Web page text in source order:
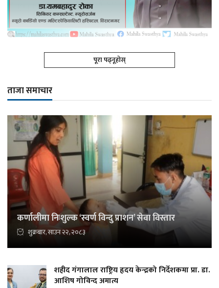
पूरा पढ्नूहोस्
ताजा समाचार
कर्णालीमा निःशुल्क ‘स्वर्ण विन्दु प्राशन’ सेवा विस्तार
शुक्रबार, साउन २२, २०८३
शहीद गंगालाल राष्ट्रिय हृदय केन्द्रको निर्देशकमा प्रा. डा.
आशिष गोविन्द अमात्य